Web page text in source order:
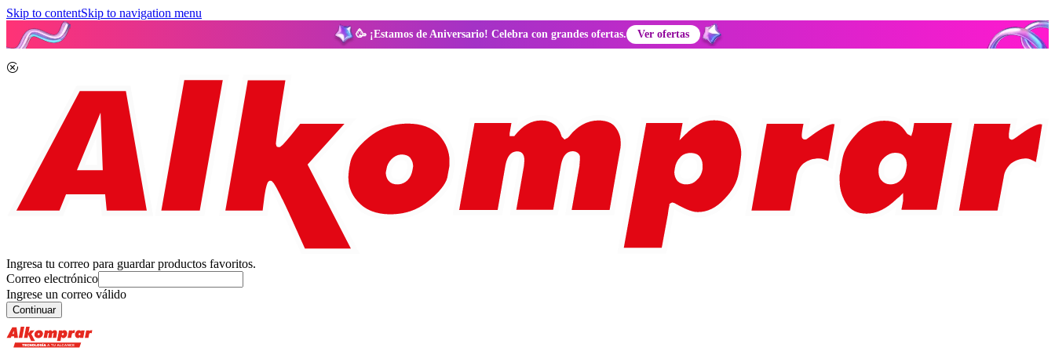
Skip to contentSkip to navigation menu
🥳 ¡Estamos de Aniversario! Celebra con grandes ofertas. Ver ofertas
Ingresa tu correo para guardar productos favoritos.
Correo electrónico
Ingrese un correo válido
Continuar